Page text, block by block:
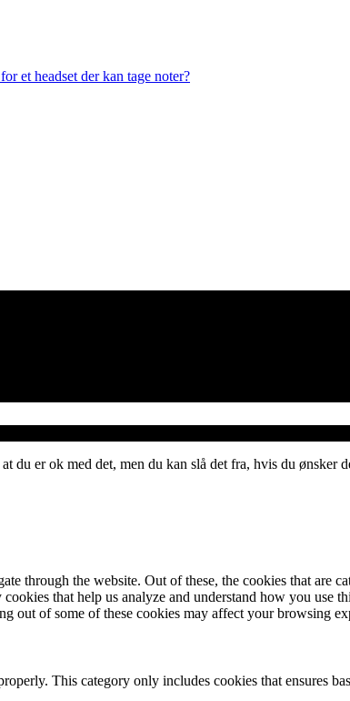
et headset der kan tage noter?
du er ok med det, men du kan slå det fra, hvis du ønsker
through the website. Out of these, the cookies that are
that help us analyze and understand how you
out of some of these cookies may affect your browsing
This category only includes cookies that ensures